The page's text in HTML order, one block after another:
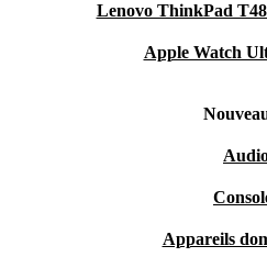
Lenovo ThinkPad
Apple Watch
Appareils